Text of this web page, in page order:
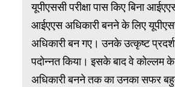
यूपीएससी परीक्षा पास किए बिना
आईएएस अधिकारी बनने के लिए
अधिकारी बन गए। उनके उत्कृष्ट
पदोन्नत किया। इसके बाद वे
अधिकारी बनने तक का उनका सफर